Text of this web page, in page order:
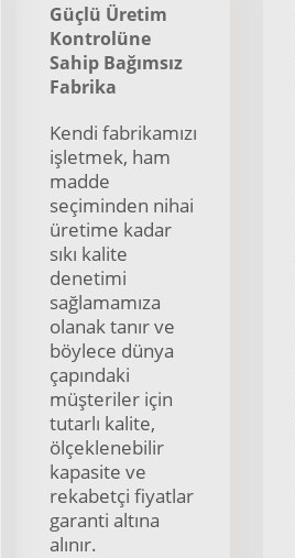
Güçlü Üretim
Kontrolüne
Sahip Bağımsız
Fabrika
Kendi fabrikamızı
işletmek, ham
madde
seçiminden nihai
üretime kadar
sıkı kalite
denetimi
sağlamamıza
olanak tanır ve
böylece dünya
çapındaki
müşteriler için
tutarlı kalite,
ölçeklenebilir
kapasite ve
rekabetçi fiyatlar
garanti altına
alınır.